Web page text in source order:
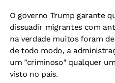
O governo Trump garante
dissuadir migrantes com
na verdade muitos foram
de todo modo, a
um "criminoso" qualquer
visto no país.